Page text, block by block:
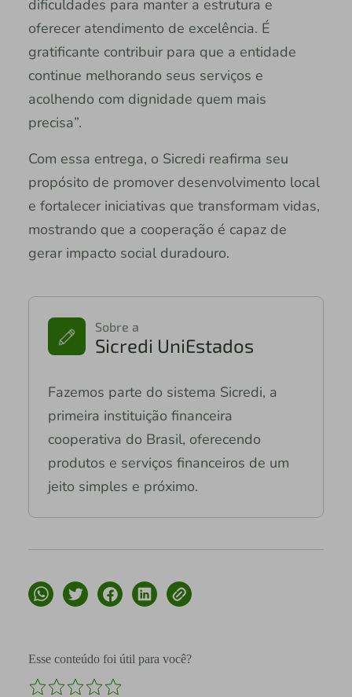
dificuldades para manter a estrutura e
oferecer atendimento de excelência. É
gratificante contribuir para que a entidade
continue melhorando seus serviços e
acolhendo com dignidade quem mais
precisa”.
Com essa entrega, o Sicredi reafirma seu
propósito de promover desenvolvimento local
e fortalecer iniciativas que transformam vidas,
mostrando que a cooperação é capaz de
gerar impacto social duradouro.
Sobre a
Sicredi UniEstados
Fazemos parte do sistema Sicredi, a
primeira instituição financeira
cooperativa do Brasil, oferecendo
produtos e serviços financeiros de um
jeito simples e próximo.
Esse conteúdo foi útil para você?